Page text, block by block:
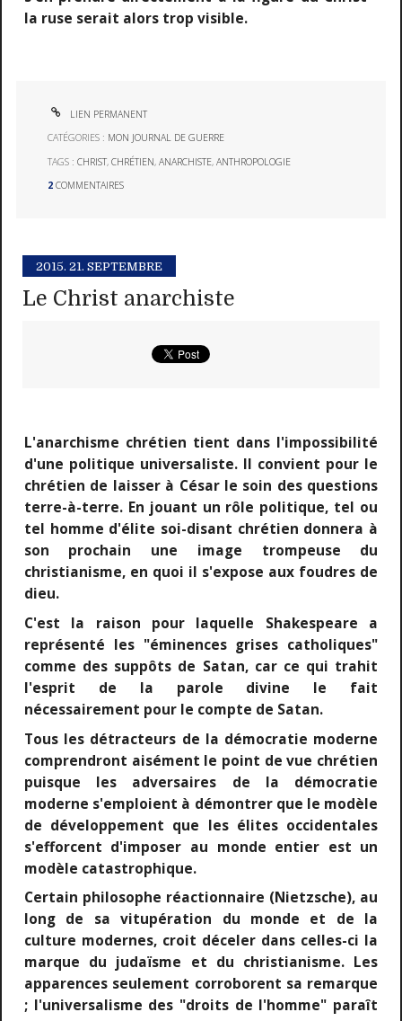
la ruse serait alors trop visible.
LIEN PERMANENT
CATÉGORIES : MON JOURNAL DE GUERRE
TAGS :CHRIST,CHRÉTIEN,ANARCHISTE,ANTHROPOLOGIE
2 COMMENTAIRES
2015. 21. SEPTEMBRE
Le Christ anarchiste
L'anarchisme chrétien tient dans l'impossibilité
d'une politique universaliste. Il convient pour le
chrétien de laisser à César le soin des questions
terre-à-terre. En jouant un rôle politique, tel ou
tel homme d'élite soi-disant chrétien donnera à
son prochain une image trompeuse du
christianisme, en quoi il s'expose aux foudres de
dieu.
C'est la raison pour laquelle Shakespeare a
représenté les "éminences grises catholiques"
comme des suppôts de Satan, car ce qui trahit
l'esprit de la parole divine le fait
nécessairement pour le compte de Satan.
Tous les détracteurs de la démocratie moderne
comprendront aisément le point de vue chrétien
puisque les adversaires de la démocratie
moderne s'emploient à démontrer que le modèle
de développement que les élites occidentales
s'efforcent d'imposer au monde entier est un
modèle catastrophique.
Certain philosophe réactionnaire (Nietzsche), au
long de sa vitupération du monde et de la
culture modernes, croit déceler dans celles-ci la
marque du judaïsme et du christianisme. Les
apparences seulement corroborent sa remarque
; l'universalisme des "droits de l'homme" paraît